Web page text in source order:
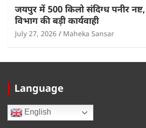
जयपुर में 500 किलो संदिग्ध पनीर नष्ट,
विभाग की बड़ी कार्यवाही
July 27, 2026 Maheka Sansar
Language
English